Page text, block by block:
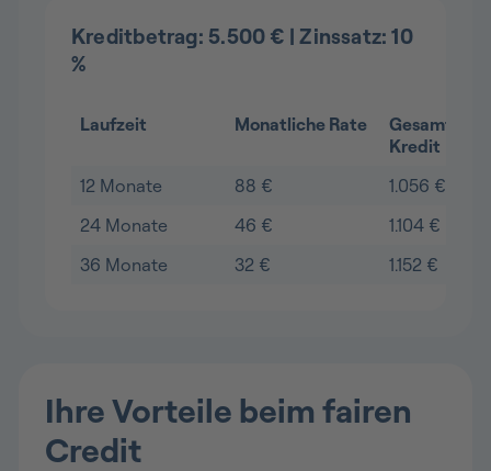
Kreditbetrag: 5.500 € | Zinssatz: 10
%
Laufzeit Monatliche Rate
Kredit
12 Monate
88 €
1.056 €
24 Monate
46 €
1.104 €
36 Monate
32 € 1.152 €
Ihre Vorteile beim fairen
Credit